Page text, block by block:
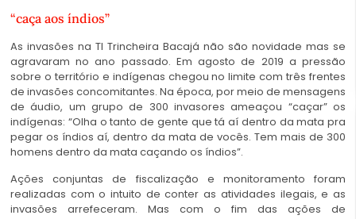
“caça aos índios”
As invasões na TI Trincheira Bacajá não são novidade mas se
agravaram no ano passado. Em agosto de 2019 a pressão
sobre o território e indígenas chegou no limite com três frentes
de invasões concomitantes. Na época, por meio de mensagens
de áudio, um grupo de 300 invasores ameaçou “caçar” os
indígenas: “Olha o tanto de gente que tá aí dentro da mata pra
pegar os índios aí, dentro da mata de vocês. Tem mais de 300
homens dentro da mata caçando os índios”.
Ações conjuntas de fiscalização e monitoramento foram
realizadas com o intuito de conter as atividades ilegais, e as
invasões arrefeceram. Mas com o fim das ações de